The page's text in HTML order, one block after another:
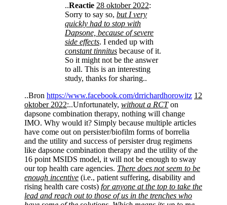
..Reactie 28 oktober 2022:
Sorry to say so, but I very
quickly had to stop with
Dapsone, because of severe
side effects. I ended up with
constant tinnitus because of it.
So it might not be the answer
to all. This is an interesting
study, thanks for sharing..
..Bron https://www.facebook.com/drrichardhorowitz 12
oktober 2022:..Unfortunately, without a RCTon
dapsone combination therapy, nothing will change
IMO. Why would it? Simply because multiple articles
have come out on persister/biofilm forms of borrelia
and the utility and success of persister drug regimens
like dapsone combination therapy and the utility of the
16 point MSIDS model, it will not be enough to sway
our top health care agencies. There does not seem to be
enough incentive (i.e., patient suffering, disability and
rising health care costs) for anyone at the top to take the
lead and reach out to those of us in the trenches who